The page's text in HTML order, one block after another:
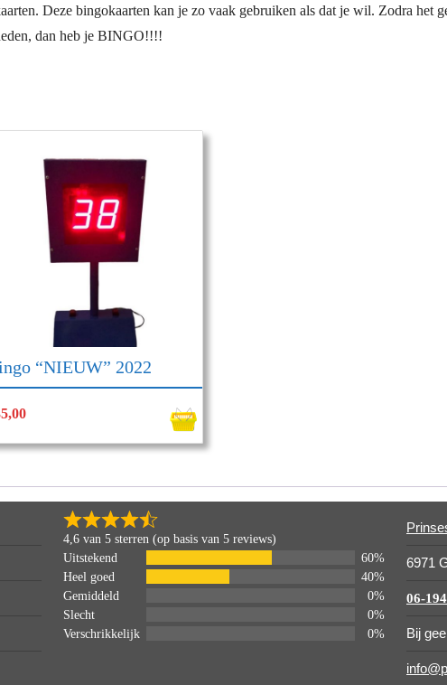
Deze bingokaarten kan je zo vaak gebruiken als dat je wil. Zodra het
dan heb je BINGO!!!!
“NIEUW” 2022
4,6 van 5 sterren (op basis van 5 reviews)
Uitstekend
60%
Heel goed
40%
Gemiddeld
0%
Slecht
0%
Verschrikkelijk
0%
6971
06-
Bij